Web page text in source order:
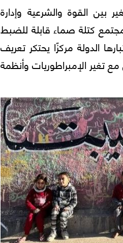
القوة والشرعية وإدارة
كتلة صماء قابلة للضبط
الدولة مركزًا يحتكر تعريف
تغير الإمبراطوريات وأنظمة